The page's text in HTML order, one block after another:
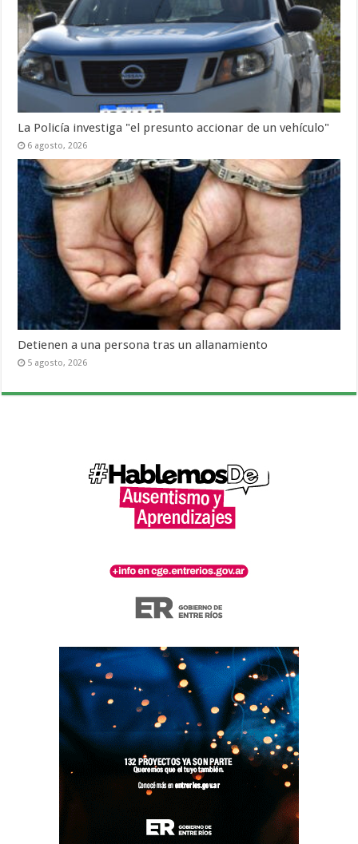
La Policía investiga "el presunto accionar de un vehículo"
6 agosto, 2026
Detienen a una persona tras un allanamiento
5 agosto, 2026